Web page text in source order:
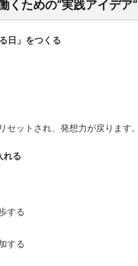
くための“実践アイデア”
日」をつくる
セットされ、発想力が戻ります。
る
する
する